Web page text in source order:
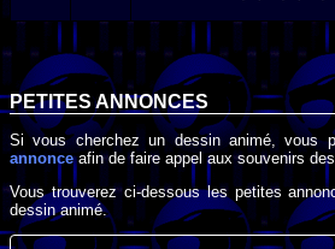
PETITES ANNONCES
Si vous cherchez un dessin animé, vous
annonceafin de faire appel aux souvenirs
Vous trouverez ci-dessous les petites
dessin animé.